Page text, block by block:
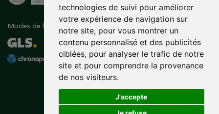
technologies de suivi pour améliorer
votre expérience de navigation sur
notre site, pour vous montrer un
contenu personnalisé et des publicités
ciblées, pour analyser le trafic de notre
site et pour comprendre la provenance
de nos visiteurs.
J'accepte
Modes de livraison Suivez-nous sur